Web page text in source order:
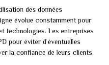
des données
évolue constamment pour
technologies. Les entreprises
pour éviter d’éventuelles
la confiance de leurs clients.